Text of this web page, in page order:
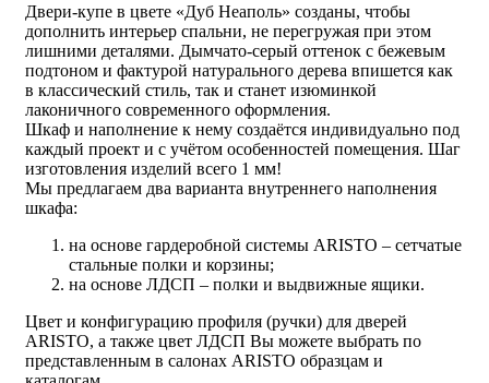
Двери-купе в цвете «Дуб Неаполь» созданы, чтобы
дополнить интерьер спальни, не перегружая при этом
лишними деталями. Дымчато-серый оттенок с бежевым
подтоном и фактурой натурального дерева впишется как
в классический стиль, так и станет изюминкой
лаконичного современного оформления.
Шкаф и наполнение к нему создаётся индивидуально под
каждый проект и с учётом особенностей помещения. Шаг
изготовления изделий всего 1 мм!
Мы предлагаем два варианта внутреннего наполнения
шкафа:
на основе гардеробной системы ARISTO – сетчатые
стальные полки и корзины;
на основе ЛДСП – полки и выдвижные ящики.
Цвет и конфигурацию профиля (ручки) для дверей
ARISTO, а также цвет ЛДСП Вы можете выбрать по
представленным в салонах ARISTO образцам и